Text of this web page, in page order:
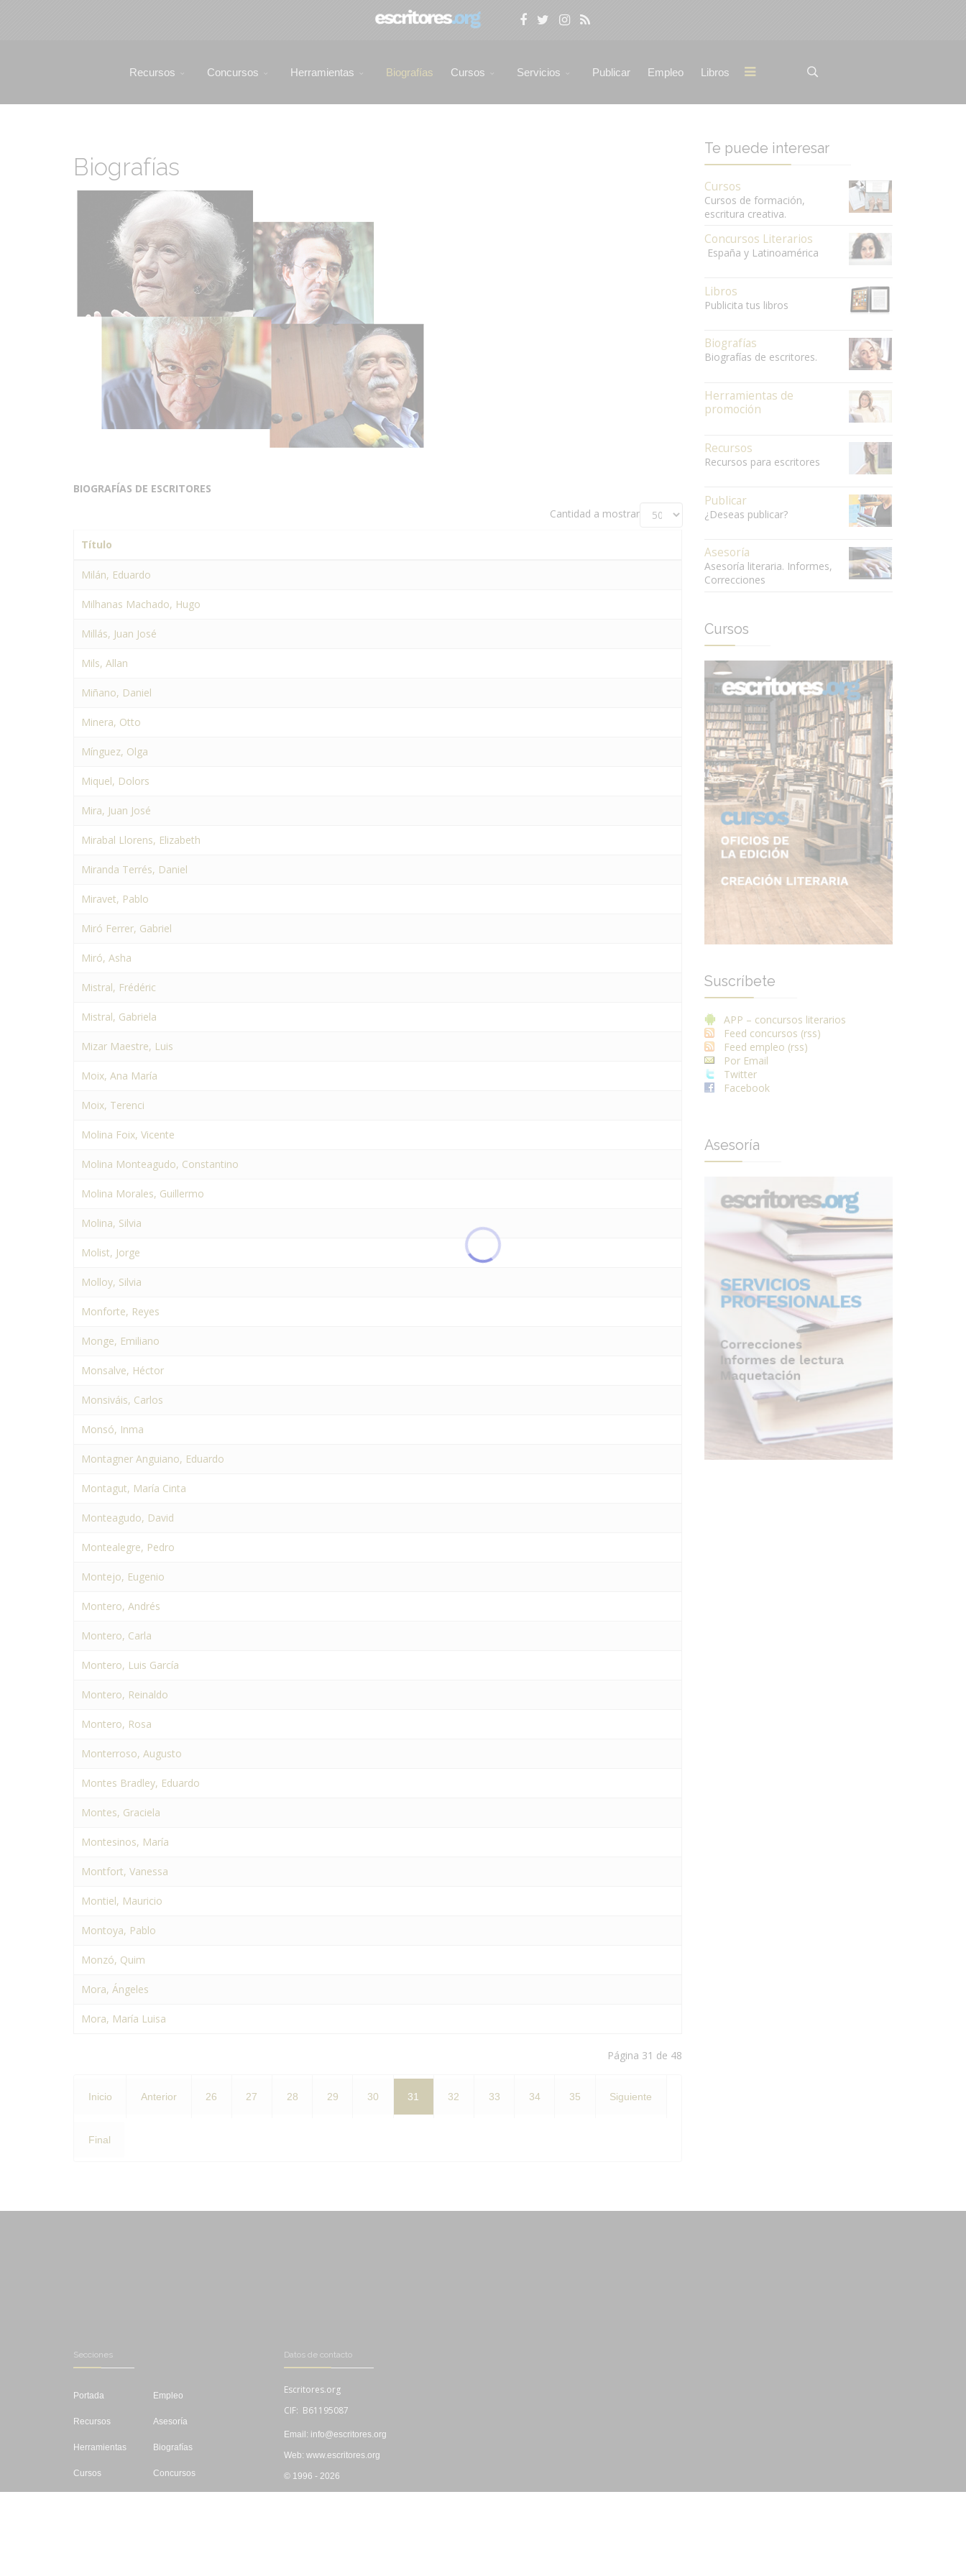
Recursos Concursos Herramientas Biografías Cursos Servicios Publicar Empleo Libros
Biografías
BIOGRAFÍAS DE ESCRITORES
Cantidad a mostrar
Título
Milán, Eduardo
Milhanas Machado, Hugo
Millás, Juan José
Mils, Allan
Miñano, Daniel
Minera, Otto
Mínguez, Olga
Miquel, Dolors
Mira, Juan José
Mirabal Llorens, Elizabeth
Miranda Terrés, Daniel
Miravet, Pablo
Miró Ferrer, Gabriel
Miró, Asha
Mistral, Frédéric
Mistral, Gabriela
Mizar Maestre, Luis
Moix, Ana María
Moix, Terenci
Molina Foix, Vicente
Molina Monteagudo, Constantino
Molina Morales, Guillermo
Molina, Silvia
Molist, Jorge
Molloy, Silvia
Monforte, Reyes
Monge, Emiliano
Monsalve, Héctor
Monsiváis, Carlos
Monsó, Inma
Montagner Anguiano, Eduardo
Montagut, María Cinta
Monteagudo, David
Montealegre, Pedro
Montejo, Eugenio
Montero, Andrés
Montero, Carla
Montero, Luis García
Montero, Reinaldo
Montero, Rosa
Monterroso, Augusto
Montes Bradley, Eduardo
Montes, Graciela
Montesinos, María
Montfort, Vanessa
Montiel, Mauricio
Montoya, Pablo
Monzó, Quim
Mora, Ángeles
Mora, María Luisa
Página 31 de 48
Inicio Anterior 26 27 28 29 30 31 32 33 34 35 Siguiente
Final
Te puede interesar
Cursos
Cursos de formación,
escritura creativa.
Concursos Literarios
España y Latinoamérica
Libros
Publicita tus libros
Biografías
Biografías de escritores.
Herramientas de
promoción
Recursos
Recursos para escritores
Publicar
¿Deseas publicar?
Asesoría
Asesoría literaria. Informes,
Correcciones
Cursos
Suscríbete
APP – concursos literarios
Feed concursos (rss)
Feed empleo (rss)
Por Email
Twitter
Facebook
Asesoría
Secciones
Portada
Recursos
Herramientas
Cursos
Empleo
Asesoría
Biografías
Concursos
Datos de contacto
Escritores.org
CIF: B61195087
Email: info@escritores.org
Web: www.escritores.org
© 1996 - 2026